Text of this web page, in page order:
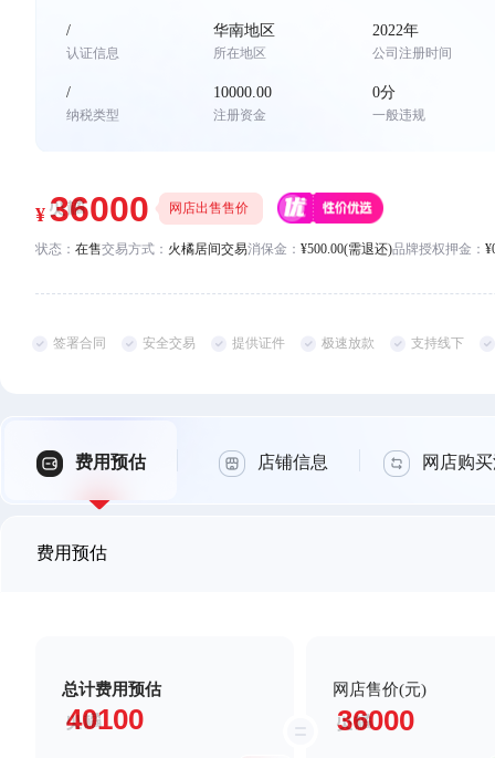
/
认证信息
华南地区
所在地区
2022年
公司注册时间
/
纳税类型
10000.00
注册资金
0分
一般违规
网店出售售价
状态： 在售交易方式： 火橘居间交易消保金： ¥500.00(需退还)品牌授权押金：
签署合同 安全交易 提供证件 极速放款 支持线下
费用预估 店铺信息 网店购
费用预估
总计费用预估 网店售价(元)